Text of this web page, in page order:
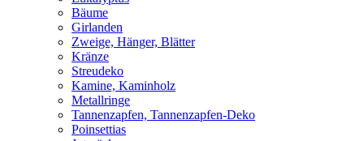
Bäume
Girlanden
Zweige, Hänger, Blätter
Kränze
Streudeko
Kamine, Kaminholz
Metallringe
Tannenzapfen, Tannenzapfen-Deko
Poinsettias